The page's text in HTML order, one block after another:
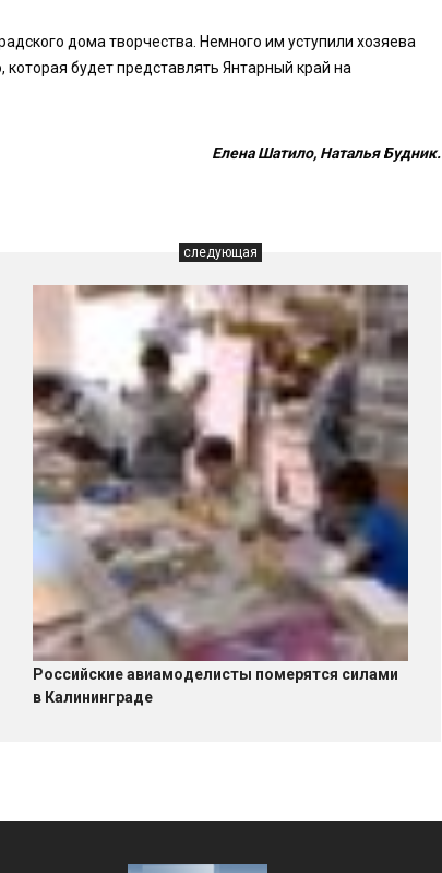
дома творчества. Немного им уступили хозяева
будет представлять Янтарный край на
Елена Шатило, Наталья Будник.
следующая
Российские авиамоделисты померятся силами
в Калининграде